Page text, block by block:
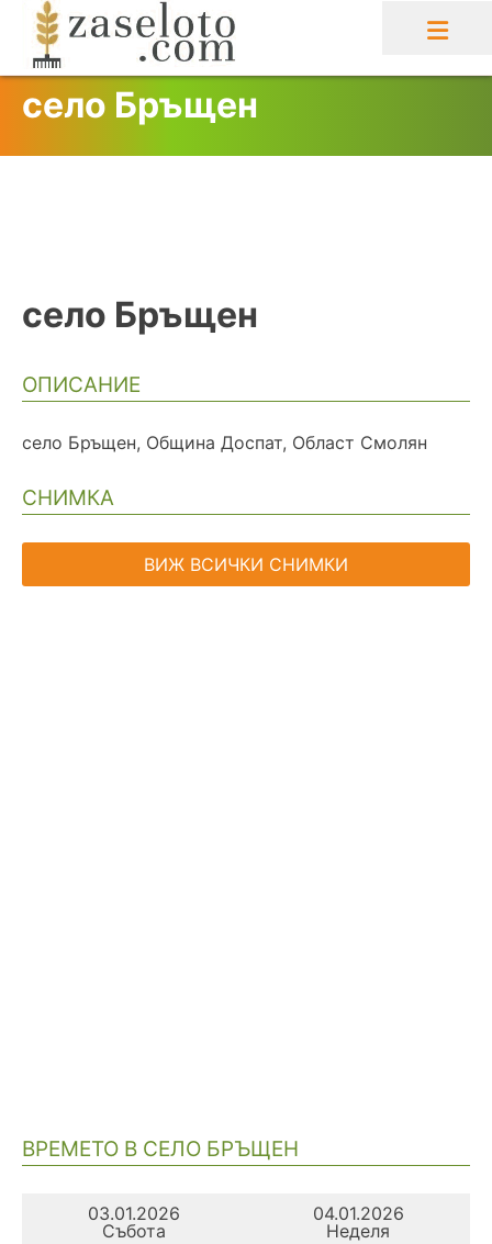
content
село Бръщен
село Бръщен
ОПИСАНИЕ
село Бръщен, Община Доспат, Област Смолян
СНИМКА
ВИЖ ВСИЧКИ СНИМКИ
ВРЕМЕТО В СЕЛО БРЪЩЕН
03.01.2026
Събота
04.01.2026
Неделя